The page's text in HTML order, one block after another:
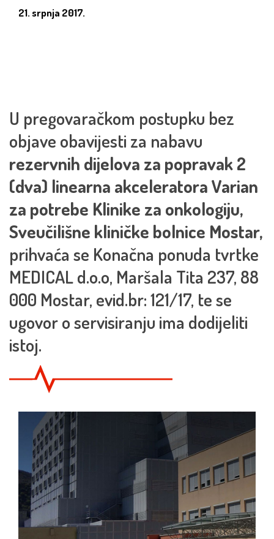
21. srpnja 2017.
U pregovaračkom postupku bez
objave obavijesti za nabavu
rezervnih dijelova za popravak 2
(dva) linearna akceleratora Varian
za potrebe Klinike za onkologiju,
Sveučilišne kliničke bolnice Mostar,
prihvaća se Konačna ponuda tvrtke
MEDICAL d.o.o, Maršala Tita 237, 88
000 Mostar, evid.br: 121/17, te se
ugovor o servisiranju ima dodijeliti
istoj.